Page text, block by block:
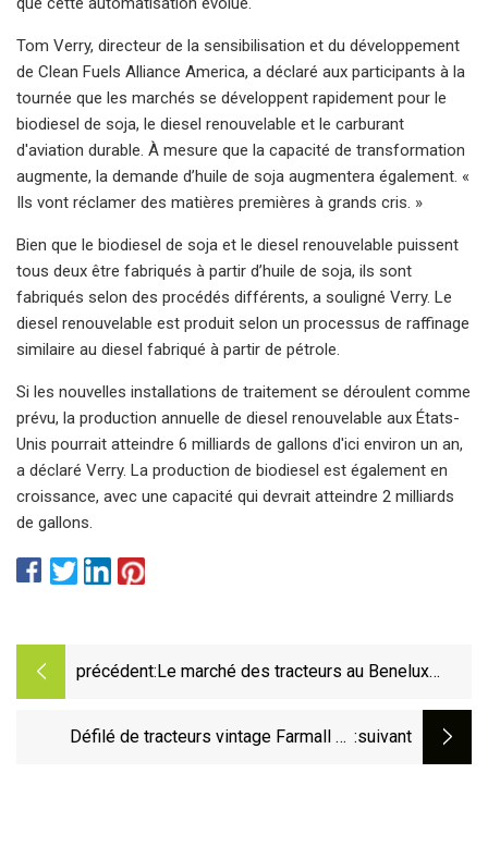
Tom Verry, directeur de la sensibilisation et du développement
de Clean Fuels Alliance America, a déclaré aux participants à la
tournée que les marchés se développent rapidement pour le
biodiesel de soja, le diesel renouvelable et le carburant
d'aviation durable. À mesure que la capacité de transformation
augmente, la demande d’huile de soja augmentera également. «
Ils vont réclamer des matières premières à grands cris. »
Bien que le biodiesel de soja et le diesel renouvelable puissent
tous deux être fabriqués à partir d’huile de soja, ils sont
fabriqués selon des procédés différents, a souligné Verry. Le
diesel renouvelable est produit selon un processus de raffinage
similaire au diesel fabriqué à partir de pétrole.
Si les nouvelles installations de traitement se déroulent comme
prévu, la production annuelle de diesel renouvelable aux États-
Unis pourrait atteindre 6 milliards de gallons d'ici environ un an,
a déclaré Verry. La production de biodiesel est également en
croissance, avec une capacité qui devrait atteindre 2 milliards
de gallons.
précédent: Le marché des tracteurs au Benelux
partir de 2022
Défilé de tracteurs vintage Farmall en :suivant